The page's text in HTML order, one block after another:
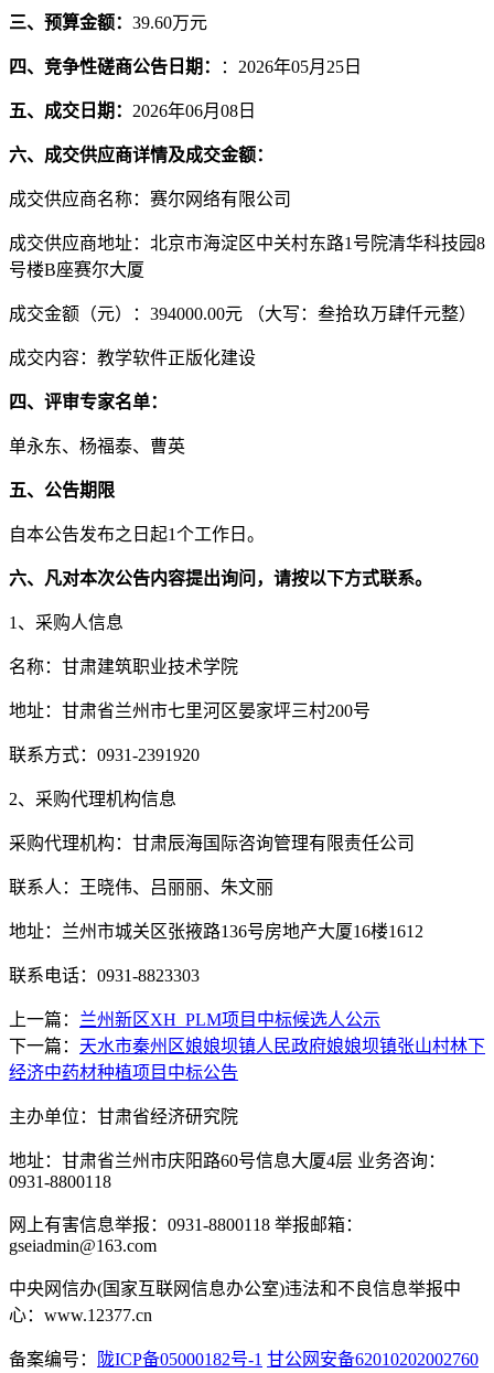
三、预算金额： 39.60万元
四、竞争性磋商公告日期： ：2026年05月25日
五、成交日期： 2026年06月08日
六、成交供应商详情及成交金额：
成交供应商名称：赛尔网络有限公司
成交供应商地址：北京市海淀区中关村东路1号院清华科技园8
号楼B座赛尔大厦
成交金额（元）：394000.00元 （大写：叁拾玖万肆仟元整）
成交内容： 教学软件正版化建设
四、评审专家名单：
单永东、杨福泰、曹英
五、公告期限
自本公告发布之日起1个工作日。
六、凡对本次公告内容提出询问，请按以下方式联系。
1 、采购人信息
名称：甘肃建筑职业技术学院
地址：甘肃省兰州市七里河区晏家坪三村200号
联系方式：0931-2391920
2、采购代理机构信息
采购代理机构：甘肃辰海国际咨询管理有限责任公司
联系人： 王晓伟、吕丽丽、朱文丽
地址：兰州市城关区张掖路136号房地产大厦16楼1612
联系电话：0931-8823303
上一篇： 兰州新区XH_PLM项目中标候选人公示
下一篇： 天水市秦州区娘娘坝镇人民政府娘娘坝镇张山村林下
经济中药材种植项目中标公告
主办单位：甘肃省经济研究院
地址：甘肃省兰州市庆阳路60号信息大厦4层 业务咨询：
0931-8800118
网上有害信息举报：0931-8800118 举报邮箱：
gseiadmin@163.com
中央网信办(国家互联网信息办公室)违法和不良信息举报中
心：www.12377.cn
备案编号： 陇ICP备05000182号-1 甘公网安备62010202002760